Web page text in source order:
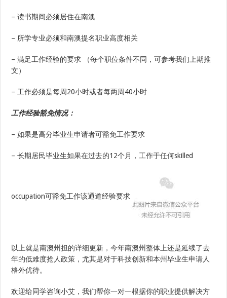
– 读书期间必须居住在南澳
– 所学专业必须和南澳提名职业高度相关
– 满足工作经验的要求 （每个职位条件不同，可参考我们上期推
文）
– 工作必须是每周20小时或者每两周40小时
工作经验豁免情况：
– 如果是高分毕业生申请者可豁免工作要求
– 长期居民毕业生如果在过去的12个月，工作于任何skilled
occupation可豁免工作该通道经验要求
以上就是南澳州担的详细更新，今年南澳州整体上还是延续了去
年的低难度抢人政策，尤其是对于科技创新和本州毕业生申请人
格外优待。
欢迎给同学咨询小艾，我们帮你一对一根据你的职业提供解决方